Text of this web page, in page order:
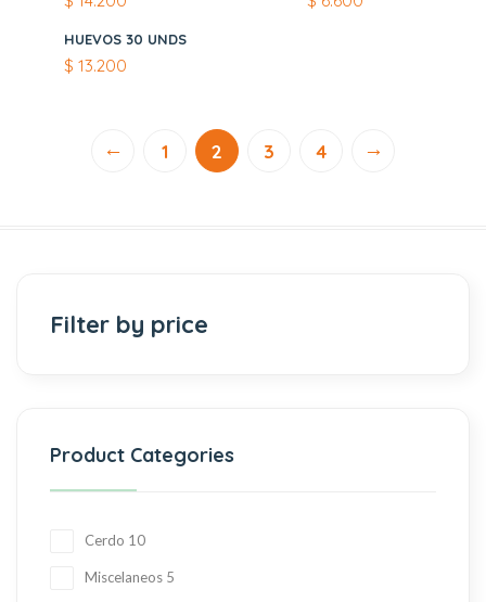
HUEVOS 30 UNDS
$ 13.200
← 1 2 3 4 →
Filter by price
Product Categories
Cerdo 10
Miscelaneos 5